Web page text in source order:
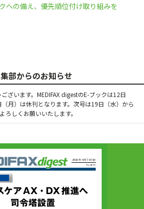
への備え、優先順位付け取り組みを
部からのお知らせ
ざいます。MEDIFAX digestのE-ブックは12日
（月）は休刊となります。次号は19日（水）から
ろしくお願いいたします。